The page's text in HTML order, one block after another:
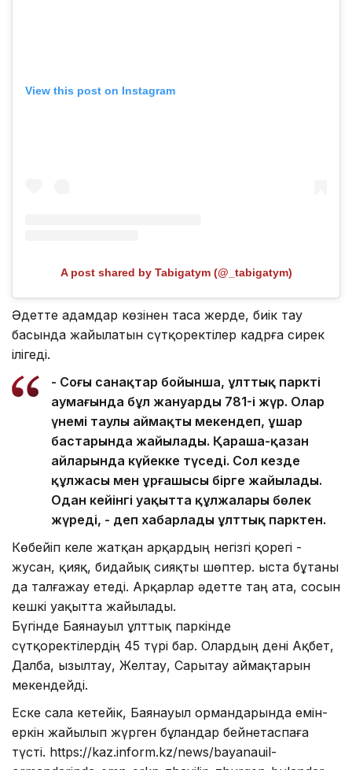
View this post on Instagram
A post shared by Tabigatym (@_tabigatym)
Әдетте адамдар көзінен таса жерде, биік тау
басында жайылатын сүтқоректілер кадрға сирек
ілігеді.
- Соңғы санақтар бойынша, ұлттық парктің
аумағында бұл жануардың 781-і жүр. Олар
үнемі таулы аймақты мекендеп, ұшар
бастарында жайылады. Қараша-қазан
айларында күйекке түседі. Сол кезде
құлжасы мен ұрғашысы бірге жайылады.
Одан кейінгі уақытта құлжалары бөлек
жүреді, - деп хабарлады ұлттық парктен.
Көбейіп келе жатқан арқардың негізгі қорегі -
жусан, қияқ, бидайық сияқты шөптер. Қыста бұтаны
да талғажау етеді. Арқарлар әдетте таң ата, сосын
кешкі уақытта жайылады.
Бүгінде Баянауыл ұлттық паркінде
сүтқоректілердің 45 түрі бар. Олардың дені Ақбет,
Далба, Қызылтау, Желтау, Сарытау аймақтарын
мекендейді.
Еске сала кетейік, Баянауыл ормандарында емін-
еркін жайылып жүрген бұландар бейнетаспаға
түсті. https://kaz.inform.kz/news/bayanauil-